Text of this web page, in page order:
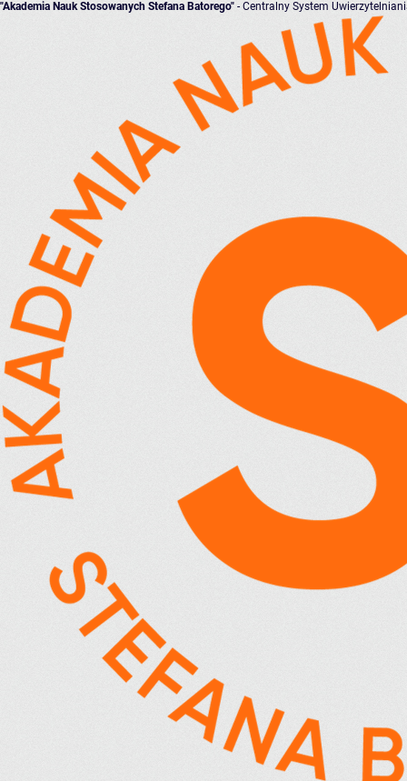
"Akademia Nauk Stosowanych Stefana Batorego" - Centralny System